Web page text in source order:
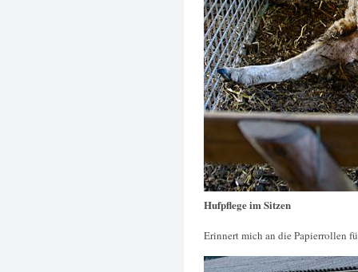
Hufpflege im Sitzen
Erinnert mich an die Papierrollen